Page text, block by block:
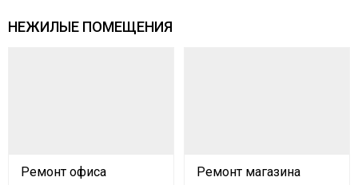
НЕЖИЛЫЕ ПОМЕЩЕНИЯ
Ремонт офиса Ремонт магазина